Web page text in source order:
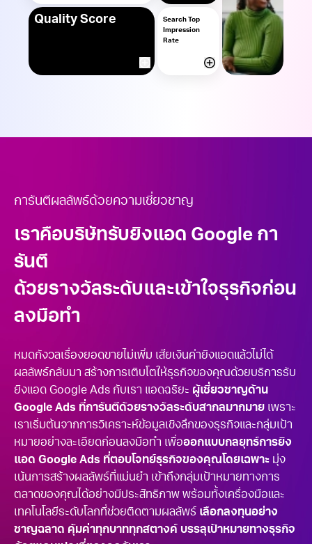
Open Dialog Open Dialog
Quality Score
Open Dialog
Search Top
Impression
Rate
Open Dialog
การันตีผลลัพธ์ด้วยความเชี่ยวชาญ
เราคือบริษัทรับยิงแอด Google กา
รันตี
ด้วยรางวัลระดับและเข้าใจธุรกิจก่อน
ลงมือทำ
หมดกังวลเรื่องยอดขายไม่เพิ่ม เสียเงินค่ายิงแอดแล้วไม่ได้
ผลลัพธ์กลับมา สร้างการเติบโตให้ธุรกิจของคุณด้วยบริการรับ
ยิงแอด Google Ads กับเรา แอดฉริยะ ผู้เชี่ยวชาญด้าน
Google Ads ที่การันตีด้วยรางวัลระดับสากลมากมาย เพราะ
เราเริ่มต้นจากการวิเคราะห์ข้อมูลเชิงลึกของธุรกิจและกลุ่มเป้า
หมายอย่างละเอียดก่อนลงมือทำ เพื่อออกแบบกลยุทธ์การยิง
แอด Google Ads ที่ตอบโจทย์ธุรกิจของคุณโดยเฉพาะ มุ่ง
เน้นการสร้างผลลัพธ​์ที่แม่นยำ เข้าถึงกลุ่มเป้าหมายทางการ
ตลาดของคุณได้อย่างมีประสิทธิภาพ พร้อมทั้งเครื่องมือและ
เทคโนโลยีระดับโลกที่ช่วยติดตามผลลัพธ์ เลือกลงทุนอย่าง
ชาญฉลาด คุ้มค่าทุกบาททุกสตางค์ บรรลุเป้าหมายทางธุรกิจ